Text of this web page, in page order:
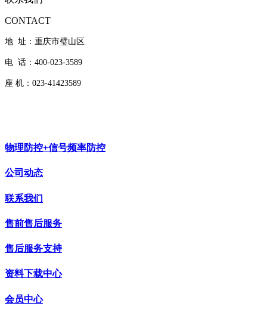
CONTACT
地 址：重庆市璧山区
电 话：400-023-3589
座 机：023-41423589
物理防控+信号频率防控
公司动态
联系我们
售前售后服务
售后服务支持
资料下载中心
会员中心